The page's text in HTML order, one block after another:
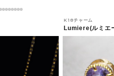
K18チャーム
Lumiere(ルミエ